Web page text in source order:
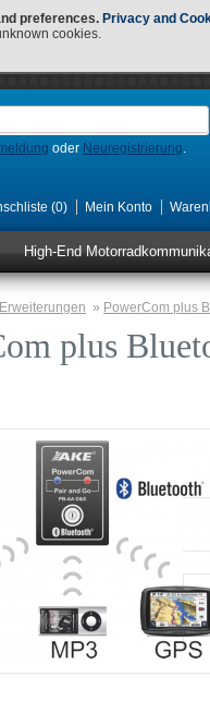
preferences. Privacy and
cookies.
oder Neuregistrierung.
(0) Mein Konto
High-End
» PowerCom plus
plus